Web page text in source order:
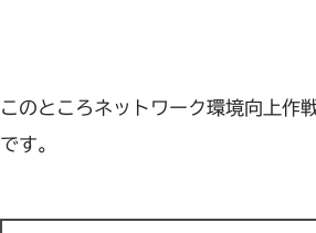
このところネットワーク環境向上作
です。